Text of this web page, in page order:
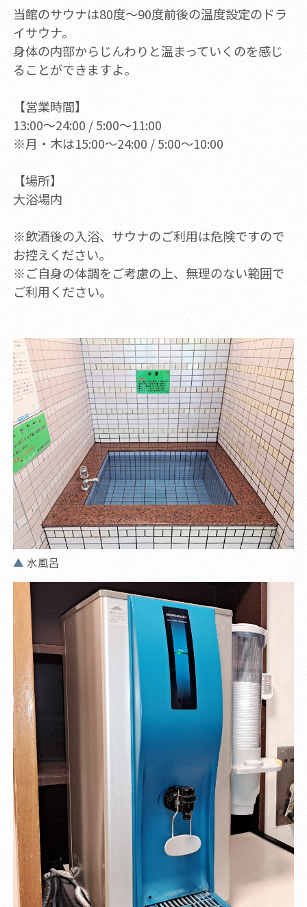
当館のサウナは80度～90度前後の温度設定のドラ
イサウナ。
身体の内部からじんわりと温まっていくのを感じ
ることができますよ。
【営業時間】
13:00～24:00 / 5:00～11:00
※月・木は15:00〜24:00 / 5:00～10:00
【場所】
大浴場内
※飲酒後の入浴、サウナのご利用は危険ですので
お控えください。
※ご自身の体調をご考慮の上、無理のない範囲で
ご利用ください。
水風呂